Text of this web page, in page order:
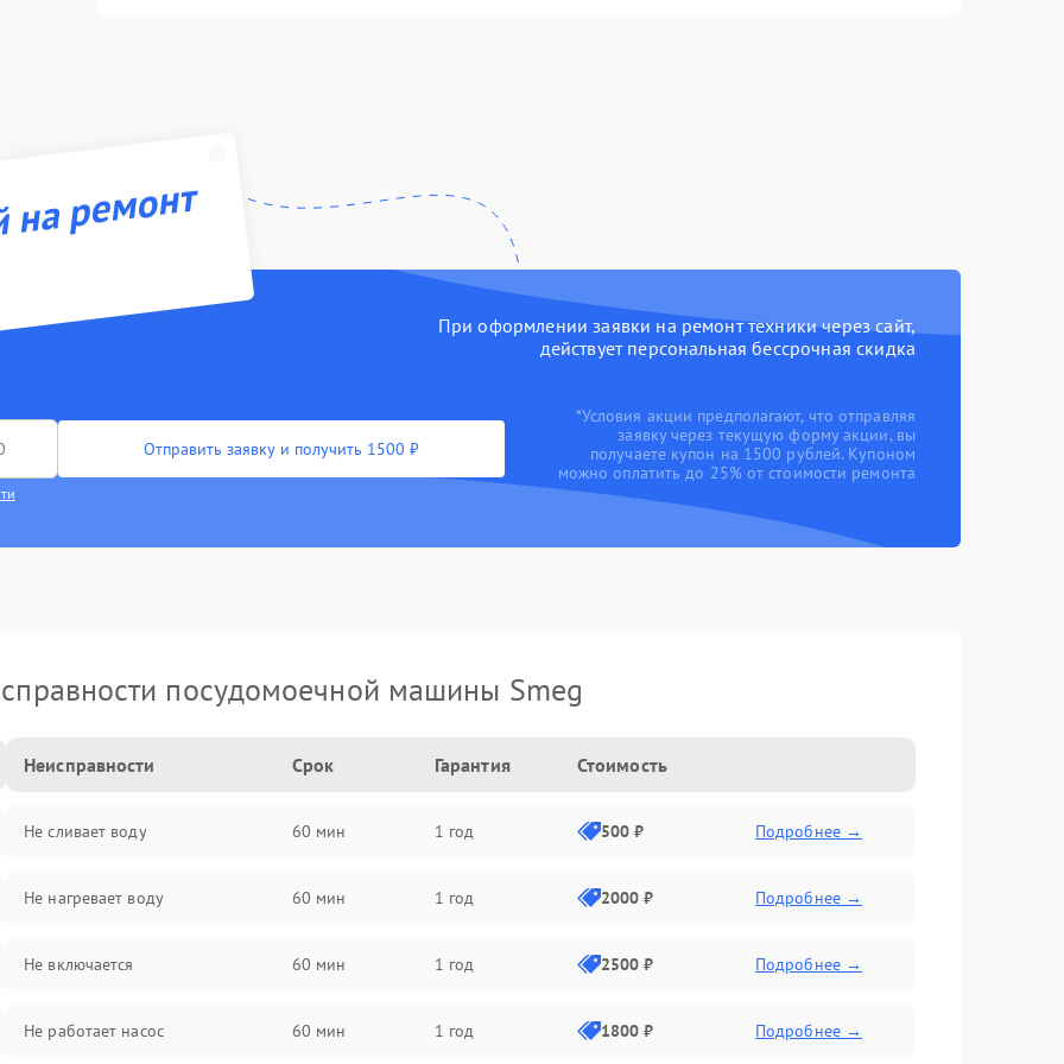
ремонт
При оформлении заявки на ремонт техники через сайт,
действует персональная бессрочная скидка
Отправить заявку и получить 1500 ₽
*Условия акции предполагают, что отправляя
заявку через текущую форму акции, вы
получаете купон на 1500 рублей. Купоном
можно оплатить до 25% от стоимости ремонта
посудомоечной машины Smeg
Неисправности Срок Гарантия Стоимость
Не сливает воду 60 мин 1 год 500 ₽ Подробнее →
Не нагревает воду 60 мин 1 год 2000 ₽ Подробнее →
Не включается 60 мин 1 год 2500 ₽ Подробнее →
Не работает насос 60 мин 1 год 1800 ₽ Подробнее →